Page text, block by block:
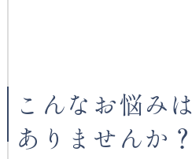
こんなお悩みは
ありませんか？